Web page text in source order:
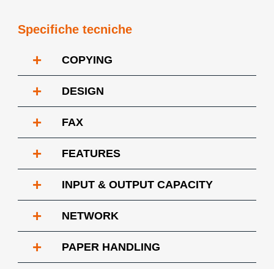
Specifiche tecniche
+ COPYING
+ DESIGN
+ FAX
+ FEATURES
+ INPUT & OUTPUT CAPACITY
+ NETWORK
+ PAPER HANDLING